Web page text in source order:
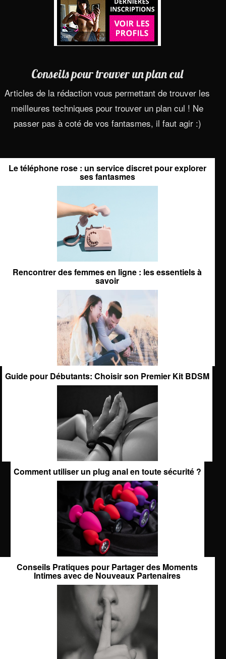
Conseils pour trouver un plan cul
Articles de la rédaction vous permettant de trouver les
meilleures techniques pour trouver un plan cul ! Ne
passer pas à coté de vos fantasmes, il faut agir :)
Le téléphone rose : un service discret pour explorer
ses fantasmes
Rencontrer des femmes en ligne : les essentiels à
savoir
Guide pour Débutants: Choisir son Premier Kit BDSM
Comment utiliser un plug anal en toute sécurité ?
Conseils Pratiques pour Partager des Moments
Intimes avec de Nouveaux Partenaires